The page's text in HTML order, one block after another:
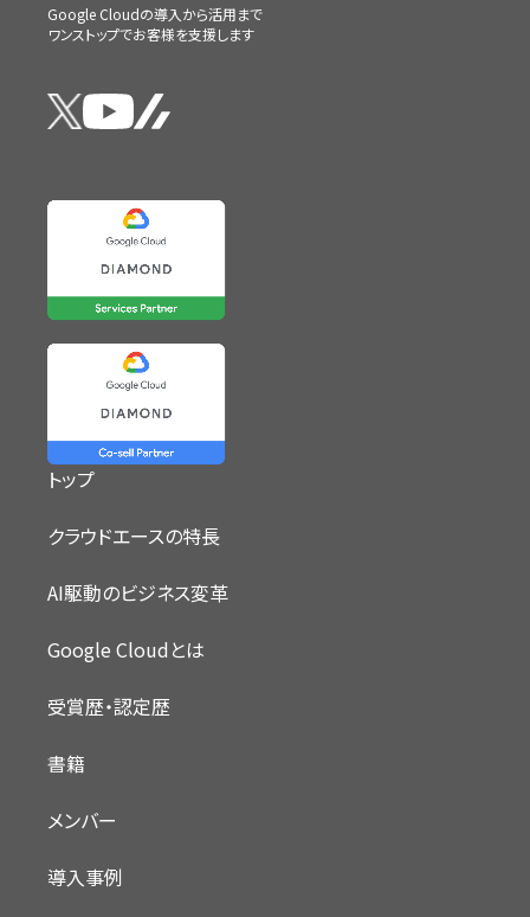
Google Cloudの導入から活用まで
ワンストップでお客様を支援します
トップ
クラウドエースの特長
AI駆動のビジネス変革
Google Cloudとは
受賞歴・認定歴
書籍
メンバー
導入事例